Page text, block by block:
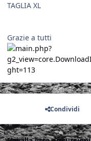
TAGLIA XL
Grazie a tutti
Condividi